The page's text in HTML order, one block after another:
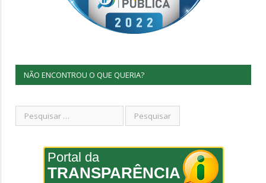
NÃO ENCONTROU O QUE QUERIA?
Portal da
TRANSPARÊNCIA